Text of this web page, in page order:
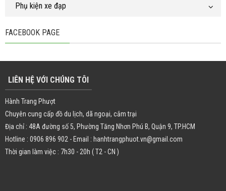
Phụ kiện xe đạp
FACEBOOK PAGE
LIÊN HỆ VỚI CHÚNG TÔI
Hành Trang Phượt
Chuyên cung cấp đồ du lịch, dã ngoại, cắm trại
Địa chỉ : 48A đường số 5, Phường Tăng Nhơn Phú B, Quận 9, TP.HCM
Hotline : 0906 896 902 - Email : hanhtrangphuot.vn@gmail.com
Thời gian làm việc : 7h30 - 20h ( T2 - CN )